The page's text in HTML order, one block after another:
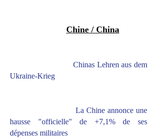
Chine / China
Chinas Lehren aus dem
Ukraine-Krieg
La Chine annonce une
hausse "officielle" de +7,1% de ses
dépenses militaires